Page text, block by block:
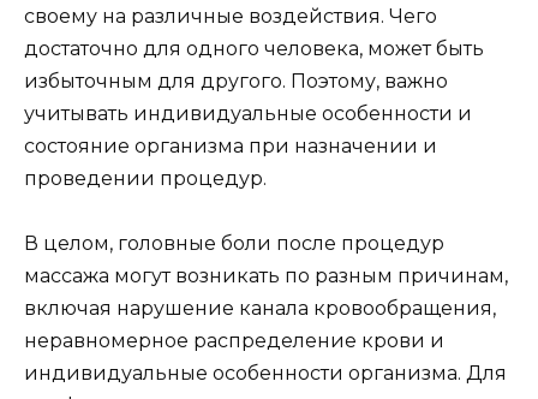
своему на различные воздействия. Чего
достаточно для одного человека, может быть
избыточным для другого. Поэтому, важно
учитывать индивидуальные особенности и
состояние организма при назначении и
проведении процедур.
В целом, головные боли после процедур
массажа могут возникать по разным причинам,
включая нарушение канала кровообращения,
неравномерное распределение крови и
индивидуальные особенности организма. Для